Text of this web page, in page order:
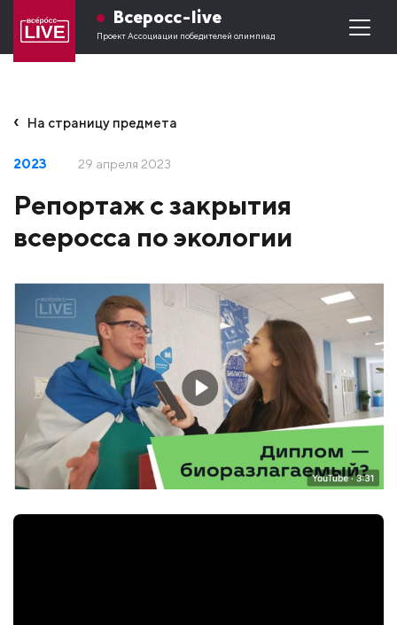
Всеросс-live
Проект Ассоциации победителей олимпиад
На страницу предмета
2023 29 апреля 2023
Репортаж с закрытия
всеросса по экологии